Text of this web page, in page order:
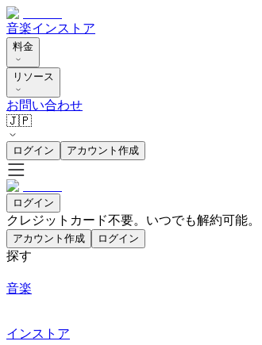
音楽インストア
料金
リソース
お問い合わせ
🇯🇵
ログイン アカウント作成
ログイン
クレジットカード不要。いつでも解約可能。
アカウント作成 ログイン
探す
音楽
インストア